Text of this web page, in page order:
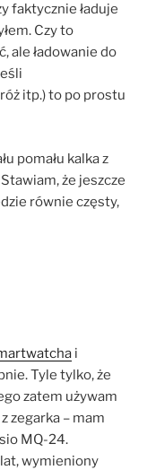
faktycznie ładuje
Czy to
ale ładowanie do
itp.) to po prostu
pomału kalka z
że jeszcze
równie częsty,
i
Tyle tylko, że
zatem używam
zegarka – mam
MQ-24.
wymieniony